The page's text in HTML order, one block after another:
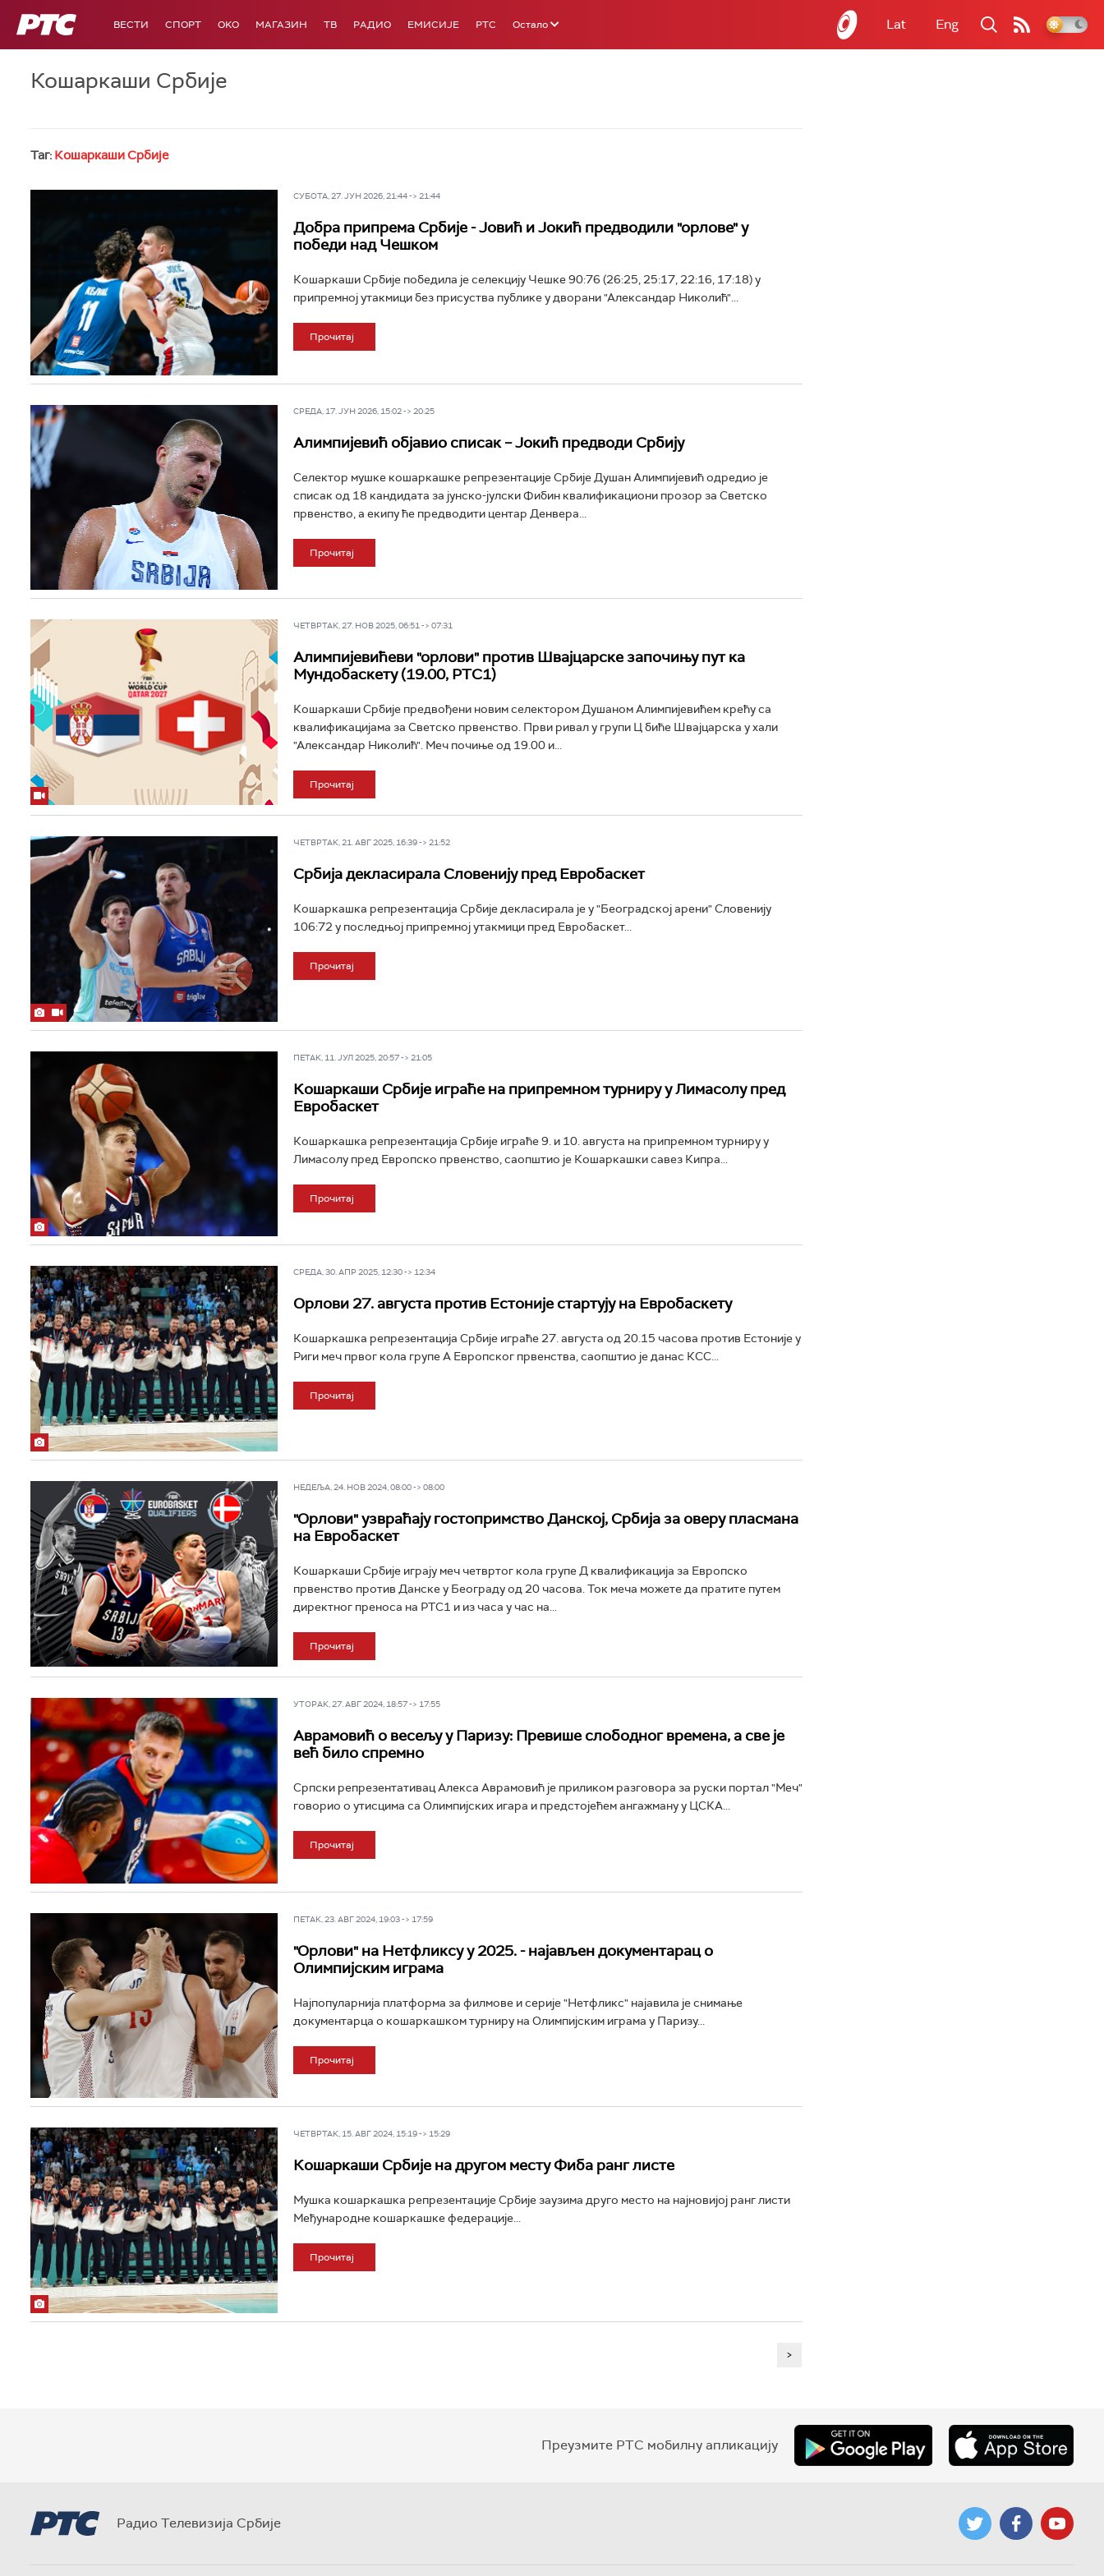
РТС ВЕСТИ СПОРТ OKO МАГАЗИН ТВ РАДИО ЕМИСИЈЕ РТС Остало Lat Eng
Кошаркаши Србије
Таг: Кошаркаши Србије
СУБОТА, 27. ЈУН 2026, 21:44 -> 21:44
Добра припрема Србије - Јовић и Јокић предводили "орлове" у
победи над Чешком
Кошаркаши Србије победила је селекцију Чешке 90:76 (26:25, 25:17, 22:16, 17:18) у
припремној утакмици без присуства публике у дворани "Александар Николић"...
Прочитај
СРЕДА, 17. ЈУН 2026, 15:02 -> 20:25
Алимпијевић објавио списак – Јокић предводи Србију
Селектор мушке кошаркашке репрезентације Србије Душан Алимпијевић одредио је
списак од 18 кандидата за јунско-јулски Фибин квалификациони прозор за Светско
првенство, а екипу ће предводити центар Денвера...
Прочитај
ЧЕТВРТАК, 27. НОВ 2025, 06:51 -> 07:31
Алимпијевићеви "орлови" против Швајцарске започињу пут ка
Мундобаскету (19.00, РТС1)
Кошаркаши Србије предвођени новим селектором Душаном Алимпијевићем крећу са
квалификацијама за Светско првенство. Први ривал у групи Ц биће Швајцарска у хали
"Александар Николић". Меч почиње од 19.00 и...
Прочитај
ЧЕТВРТАК, 21. АВГ 2025, 16:39 -> 21:52
Србија декласирала Словенију пред Евробаскет
Кошаркашка репрезентација Србије декласирала је у "Београдској арени" Словенију
106:72 у последњој припремној утакмици пред Евробаскет...
Прочитај
ПЕТАК, 11. ЈУЛ 2025, 20:57 -> 21:05
Кошаркаши Србије играће на припремном турниру у Лимасолу пред
Евробаскет
Кошаркашка репрезентација Србије играће 9. и 10. августа на припремном турниру у
Лимасолу пред Европско првенство, саопштио је Кошаркашки савез Кипра...
Прочитај
СРЕДА, 30. АПР 2025, 12:30 -> 12:34
Орлови 27. августа против Естоније стартују на Евробаскету
Кошаркашка репрезентација Србије играће 27. августа од 20.15 часова против Естоније у
Риги меч првог кола групе А Европског првенства, саопштио је данас КСС...
Прочитај
НЕДЕЉА, 24. НОВ 2024, 08:00 -> 08:00
"Орлови" узвраћају гостопримство Данској, Србија за оверу пласмана
на Евробаскет
Кошаркаши Србије играју меч четвртог кола групе Д квалификација за Европско
првенство против Данске у Београду од 20 часова. Ток меча можете да пратите путем
директног преноса на РТС1 и из часа у час на...
Прочитај
УТОРАК, 27. АВГ 2024, 18:57 -> 17:55
Аврамовић о весељу у Паризу: Превише слободног времена, а све је
већ било спремно
Српски репрезентативац Алекса Аврамовић је приликом разговора за руски портал "Меч"
говорио о утисцима са Олимпијских игара и предстојећем ангажману у ЦСКА...
Прочитај
ПЕТАК, 23. АВГ 2024, 19:03 -> 17:59
"Орлови" на Нетфликсу у 2025. - најављен документарац о
Олимпијским играма
Најпопуларнија платформа за филмове и серије "Нетфликс" најавила је снимање
документарца о кошаркашком турниру на Олимпијским играма у Паризу...
Прочитај
ЧЕТВРТАК, 15. АВГ 2024, 15:19 -> 15:29
Кошаркаши Србије на другом месту Фиба ранг листе
Мушка кошаркашка репрезентације Србије заузима друго место на најновијој ранг листи
Међународне кошаркашке федерације...
Прочитај
>
Преузмите РТС мобилну апликацију
Радио Телевизија Србије